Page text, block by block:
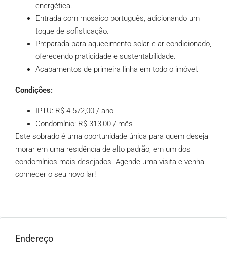
energética.
Entrada com mosaico português, adicionando um
toque de sofisticação.
Preparada para aquecimento solar e ar-condicionado,
oferecendo praticidade e sustentabilidade.
Acabamentos de primeira linha em todo o imóvel.
Condições:
IPTU: R$ 4.572,00 / ano
Condomínio: R$ 313,00 / mês
Este sobrado é uma oportunidade única para quem deseja
morar em uma residência de alto padrão, em um dos
condomínios mais desejados. Agende uma visita e venha
conhecer o seu novo lar!
Endereço